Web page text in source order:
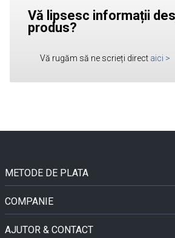
Vă lipsesc informații
produs?
Vă rugăm să ne scrieți direct aici >
METODE DE PLATA
COMPANIE
AJUTOR & CONTACT